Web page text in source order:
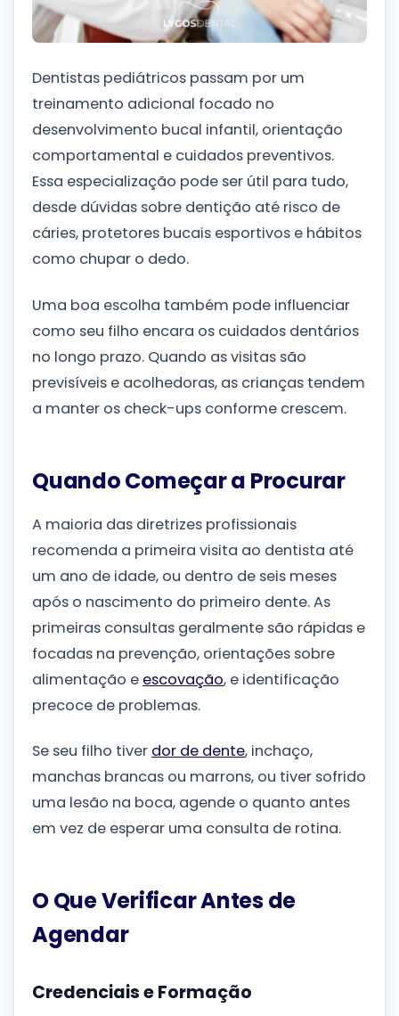
Dentistas pediátricos passam por um
treinamento adicional focado no
desenvolvimento bucal infantil, orientação
comportamental e cuidados preventivos.
Essa especialização pode ser útil para tudo,
desde dúvidas sobre dentição até risco de
cáries, protetores bucais esportivos e hábitos
como chupar o dedo.
Uma boa escolha também pode influenciar
como seu filho encara os cuidados dentários
no longo prazo. Quando as visitas são
previsíveis e acolhedoras, as crianças tendem
a manter os check-ups conforme crescem.
Quando Começar a Procurar
A maioria das diretrizes profissionais
recomenda a primeira visita ao dentista até
um ano de idade, ou dentro de seis meses
após o nascimento do primeiro dente. As
primeiras consultas geralmente são rápidas e
focadas na prevenção, orientações sobre
alimentação e escovação, e identificação
precoce de problemas.
Se seu filho tiver dor de dente, inchaço,
manchas brancas ou marrons, ou tiver sofrido
uma lesão na boca, agende o quanto antes
em vez de esperar uma consulta de rotina.
O Que Verificar Antes de
Agendar
Credenciais e Formação